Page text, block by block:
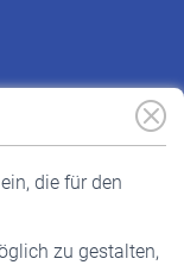
die für den
zu gestalten,